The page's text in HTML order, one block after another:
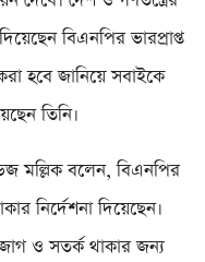
বিএনপির ভারপ্রাপ্ত
হবে জানিয়ে সবাইকে
তিনি।
মল্লিক বলেন, বিএনপির
নির্দেশনা দিয়েছেন।
ও সতর্ক থাকার জন্য